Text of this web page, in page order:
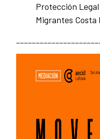
Protección
Migrantes Costa